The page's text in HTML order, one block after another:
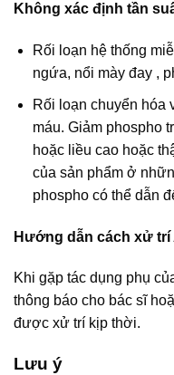
Không xác định tần
Rối loạn hệ thống
ngứa, nổi mày đay ,
Rối loạn chuyển hóa
máu. Giảm phospho
hoặc liều cao hoặc
của sản phẩm ở
phospho có thể dẫn
Hướng dẫn cách xử trí
Khi gặp tác dụng phụ
thông báo cho bác sĩ
được xử trí kịp thời.
Lưu ý